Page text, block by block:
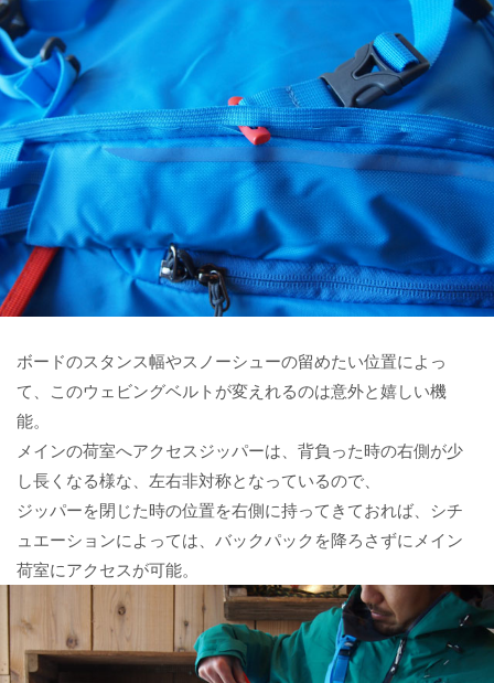
ボードのスタンス幅やスノーシューの留めたい位置によっ
て、このウェビングベルトが変えれるのは意外と嬉しい機
能。
メインの荷室へアクセスジッパーは、背負った時の右側が少
し長くなる様な、左右非対称となっているので、
ジッパーを閉じた時の位置を右側に持ってきておれば、シチ
ュエーションによっては、バックパックを降ろさずにメイン
荷室にアクセスが可能。